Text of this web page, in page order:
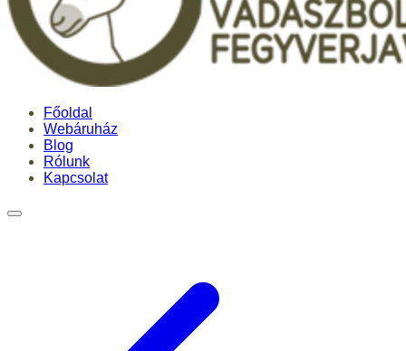
Főoldal
Webáruház
Blog
Rólunk
Kapcsolat